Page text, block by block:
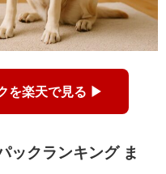
を楽天で見る ▶
ックランキング ま